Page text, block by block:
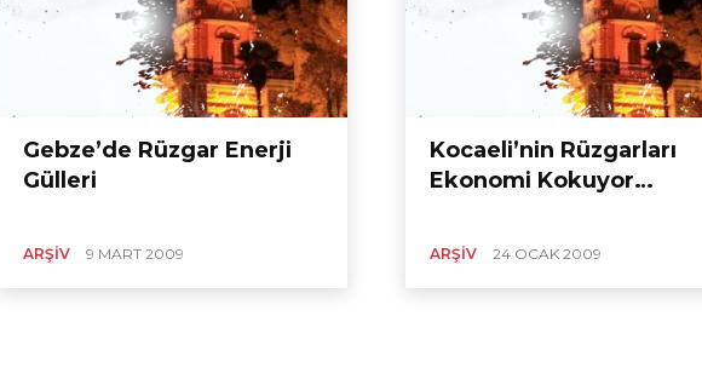
Gebze’de Rüzgar Enerji
Gülleri
ARŞIV 9 MART 2009
Kocaeli’nin Rüzgarları
Ekonomi Kokuyor…
ARŞIV 24 OCAK 2009